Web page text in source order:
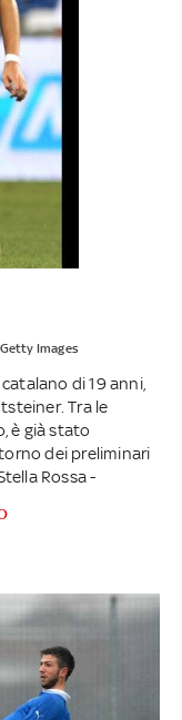
Images
di 19 anni,
Tra le
è già stato
dei preliminari
Rossa -